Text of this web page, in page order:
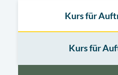
Kurs für
Kurs für